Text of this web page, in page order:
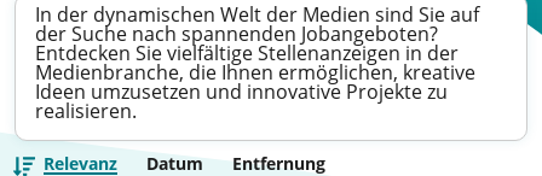
In der dynamischen Welt der Medien sind Sie auf
der Suche nach spannenden Jobangeboten?
Entdecken Sie vielfältige Stellenanzeigen in der
Medienbranche, die Ihnen ermöglichen, kreative
Ideen umzusetzen und innovative Projekte zu
realisieren.
Relevanz Datum Entfernung